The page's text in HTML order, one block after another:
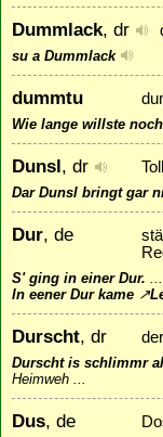
Dummlack, dr
su a Dummlack
dummtu
Wie lange willste
Dunsl, dr
Dar Dunsl bringt gar
Dur, de
S' ging in einer Dur.
In eener Dur kame ↗
Durscht, dr
Durscht is schlimmr
Heimweh ...
Dus, de